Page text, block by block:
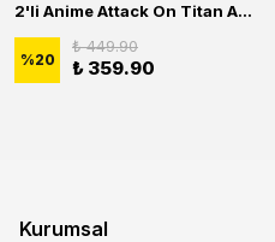
2'li Anime Attack On Titan Acrylic Maria Anime Naruto Erkek Kadın Kolye Seti
%20
₺ 449.90
₺ 359.90
Kurumsal